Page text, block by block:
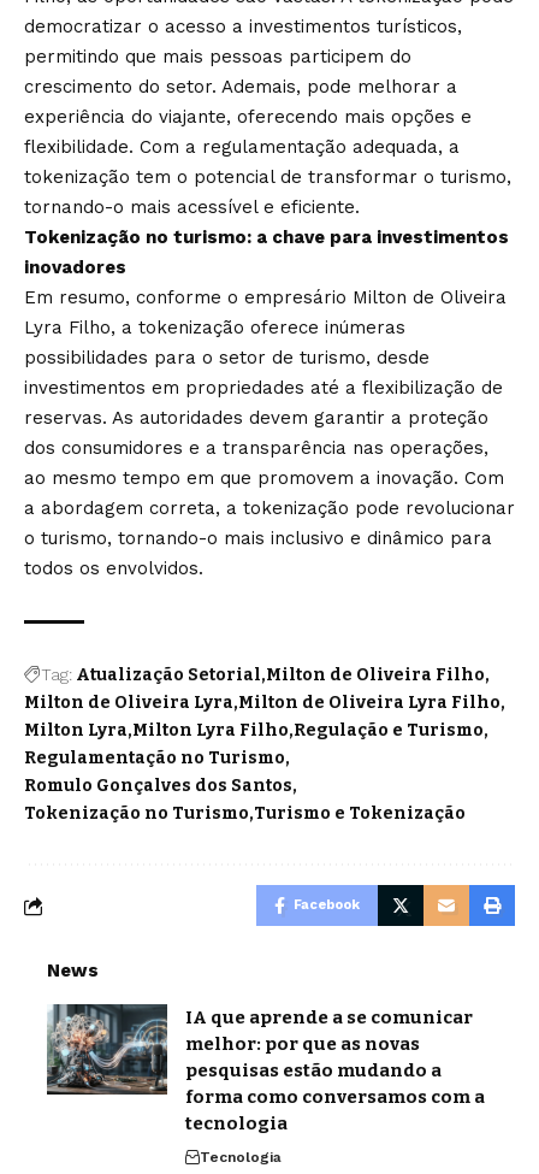
democratizar o acesso a investimentos turísticos,
permitindo que mais pessoas participem do
crescimento do setor. Ademais, pode melhorar a
experiência do viajante, oferecendo mais opções e
flexibilidade. Com a regulamentação adequada, a
tokenização tem o potencial de transformar o turismo,
tornando-o mais acessível e eficiente.
Tokenização no turismo: a chave para investimentos
inovadores
Em resumo, conforme o empresário Milton de Oliveira
Lyra Filho, a tokenização oferece inúmeras
possibilidades para o setor de turismo, desde
investimentos em propriedades até a flexibilização de
reservas. As autoridades devem garantir a proteção
dos consumidores e a transparência nas operações,
ao mesmo tempo em que promovem a inovação. Com
a abordagem correta, a tokenização pode revolucionar
o turismo, tornando-o mais inclusivo e dinâmico para
todos os envolvidos.
Tag: Atualização Setorial Milton de Oliveira Filho
Milton de Oliveira Lyra Milton de Oliveira Lyra Filho
Milton Lyra Milton Lyra Filho Regulação e Turismo
Regulamentação no Turismo
Romulo Gonçalves dos Santos
Tokenização no Turismo Turismo e Tokenização
Facebook
News
IA que aprende a se comunicar
melhor: por que as novas
pesquisas estão mudando a
forma como conversamos com a
tecnologia
Tecnologia